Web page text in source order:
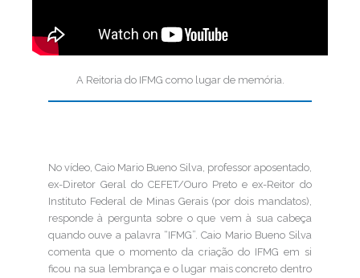
A Reitoria do IFMG como lugar de memória.
No vídeo, Caio Mario Bueno Silva, professor aposentado,
ex-Diretor Geral do CEFET/Ouro Preto e ex-Reitor do
Instituto Federal de Minas Gerais (por dois mandatos),
responde à pergunta sobre o que vem à sua cabeça
quando ouve a palavra “IFMG”. Caio Mario Bueno Silva
comenta que o momento da criação do IFMG em si
ficou na sua lembrança e o lugar mais concreto dentro